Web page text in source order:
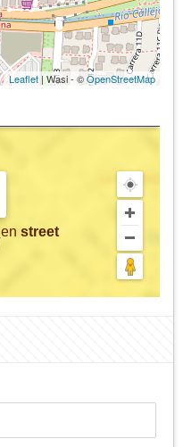
Leaflet | Wasi - ©OpenStreetMap
en street